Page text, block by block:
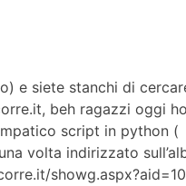
e siete stanchi di
beh ragazzi oggi
script in python (
volta indirizzato